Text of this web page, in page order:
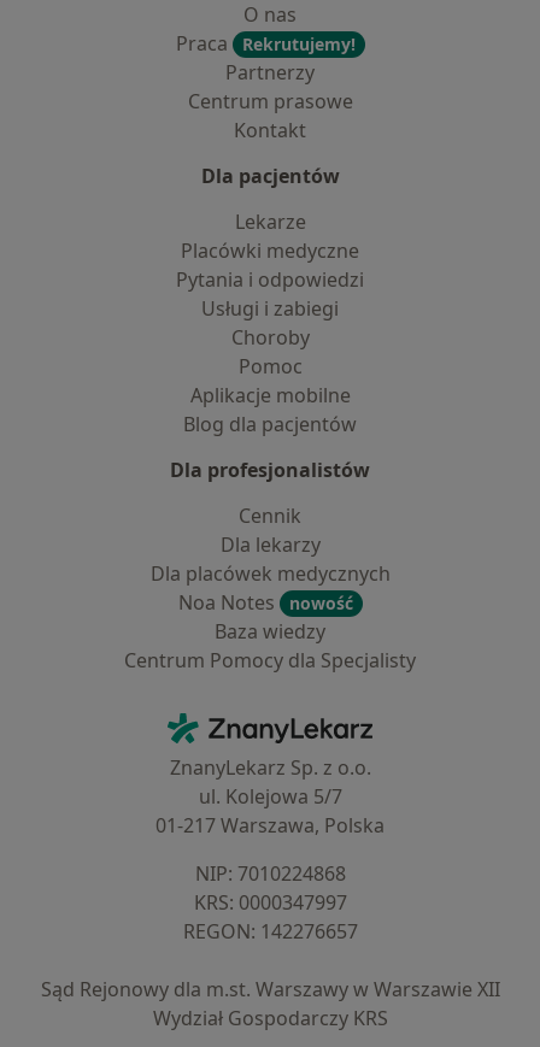
O nas
Praca
Rekrutujemy!
Partnerzy
Centrum prasowe
Kontakt
Dla pacjentów
Lekarze
Placówki medyczne
Pytania i odpowiedzi
Usługi i zabiegi
Choroby
Pomoc
Aplikacje mobilne
Blog dla pacjentów
Dla profesjonalistów
Cennik
Dla lekarzy
Dla placówek medycznych
Noa Notes
nowość
Baza wiedzy
Centrum Pomocy dla Specjalisty
ZnanyLekarz - Strona główna
ZnanyLekarz Sp. z o.o.
ul. Kolejowa 5/7
01-217 Warszawa, Polska
NIP: ⁠7010224868
KRS: ⁠0000347997
REGON: ⁠142276657
Sąd Rejonowy dla m.st. Warszawy w Warszawie XII
Wydział Gospodarczy KRS